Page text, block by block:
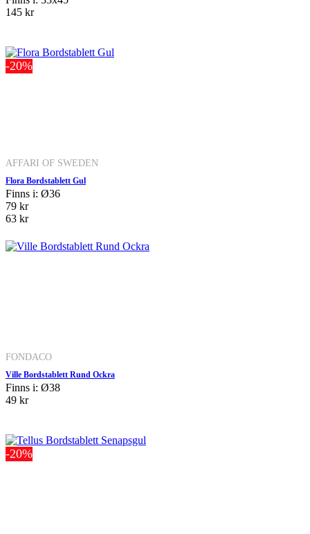
145 kr
-20%
AFFARI OF SWEDEN
Flora Bordstablett Gul
Finns i: Ø36
79 kr
63 kr
FONDACO
Ville Bordstablett Rund Ockra
Finns i: Ø38
49 kr
-20%